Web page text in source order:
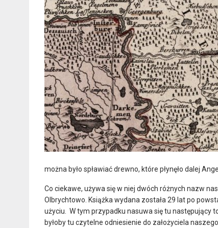
można było spławiać drewno, które płynęło dalej
Co ciekawe, używa się w niej dwóch różnych nazw
Olbrychtowo. Książka wydana została 29 lat po
użyciu. W tym przypadku nasuwa się tu następujący
byłoby tu czytelne odniesienie do założyciela